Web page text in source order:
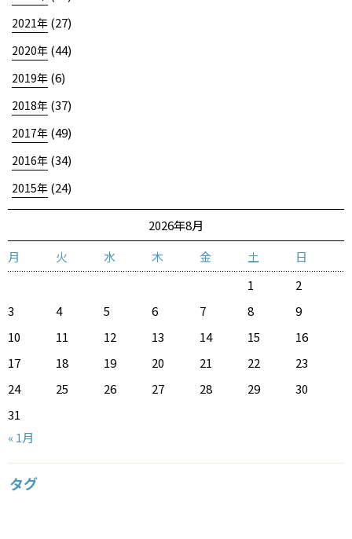
2021年 (27)
2020年 (44)
2019年 (6)
2018年 (37)
2017年 (49)
2016年 (34)
2015年 (24)
2026年8月
月
火 水 木 金 土
日
1
2
3
4 5 6 7 8
9
10
11 12 13 14 15
16
17
18 19 20 21 22
23
24
25 26 27 28 29
30
31
« 1月
タグ